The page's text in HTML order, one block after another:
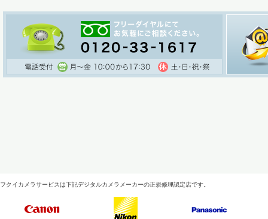
フクイカメラサービスは下記デジタルカメラメーカーの正規修理認定店です。